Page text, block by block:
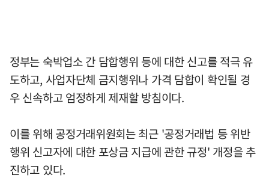
정부는 숙박업소 간 담합행위 등에 대한 신고를 적극 유
도하고, 사업자단체 금지행위나 가격 담합이 확인될 경
우 신속하고 엄정하게 제재할 방침이다.
이를 위해 공정거래위원회는 최근 '공정거래법 등 위반
행위 신고자에 대한 포상금 지급에 관한 규정' 개정을 추
진하고 있다.